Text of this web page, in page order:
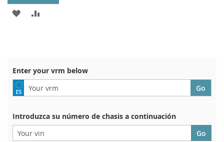
ADD
Enter your vrm below
Introduzca su número de chasis a continuación